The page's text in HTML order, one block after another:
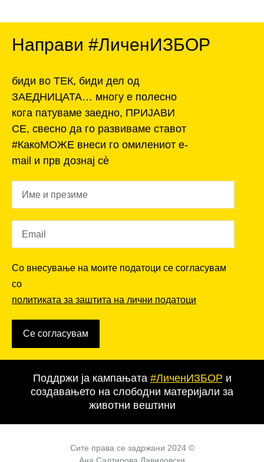
Направи #ЛиченИЗБОР
биди во ТЕК, биди дел од
ЗАЕДНИЦАТА… многу е полесно
кога патуваме заедно, ПРИЈАВИ
СЕ, свесно да го развиваме ставот
#КакоМОЖЕ внеси го омилениот e-
mail и прв дознај сѐ
Со внесување на моите податоци се согласувам
со
политиката за заштита на лични податоци
Се согласувам
Поддржи ја кампањата #ЛиченИЗБОР и
создавањето на слободни материјали за
животни вештини
Сите права се задржани 2024 ©